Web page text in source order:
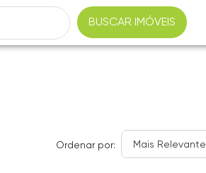
BUSCAR IMÓVEIS
Ordenar por: Mais Relevante